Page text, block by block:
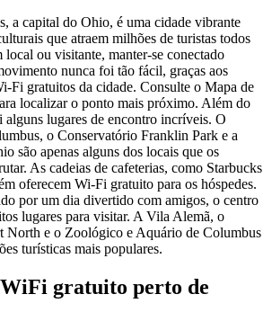
a capital do Ohio, é uma cidade vibrante
que atraem milhões de turistas todos
local ou visitante, manter-se conectado
nunca foi tão fácil, graças aos
Fi gratuitos da cidade. Consulte o Mapa de
localizar o ponto mais próximo. Além do
alguns lugares de encontro incríveis. O
o Conservatório Franklin Park e a
são apenas alguns dos locais que os
As cadeias de cafeterias, como Starbucks
oferecem Wi-Fi gratuito para os hóspedes.
por um dia divertido com amigos, o centro
lugares para visitar. A Vila Alemã, o
North e o Zoológico e Aquário de Columbus
turísticas mais populares.
gratuito perto de